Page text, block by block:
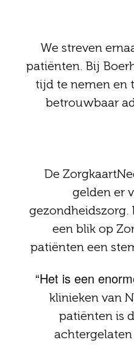
We streven
patiënten.Bij
tijd te nemen en
betrouwbaar
De
gelden er
gezondheidszorg.
een blik op
patiënten een
“Het is een
klinieken van
patiënten is